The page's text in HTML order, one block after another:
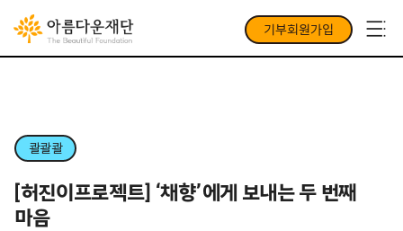
기부회원가입
콸콸콸
[허진이프로젝트] ‘채향’에게 보내는 두 번째
마음